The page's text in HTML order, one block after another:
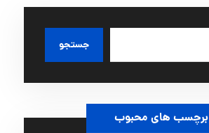
جستجو
برچسب های محبوب